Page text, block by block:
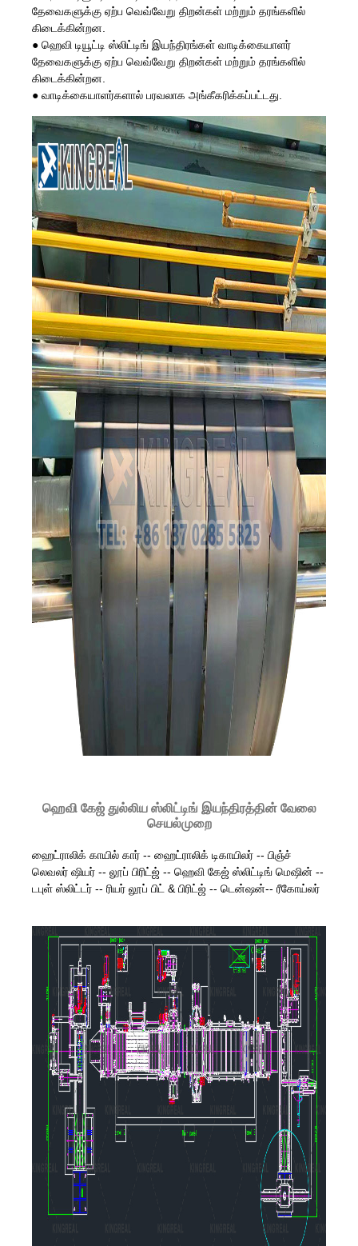
தேவைகளுக்கு ஏற்ப வெவ்வேறு திறன்கள் மற்றும் தரங்களில்
கிடைக்கின்றன.
● ஹெவி டியூட்டி ஸ்லிட்டிங் இயந்திரங்கள் வாடிக்கையாளர்
தேவைகளுக்கு ஏற்ப வெவ்வேறு திறன்கள் மற்றும் தரங்களில்
கிடைக்கின்றன.
● வாடிக்கையாளர்களால் பரவலாக அங்கீகரிக்கப்பட்டது.
ஹெவி கேஜ் துல்லிய ஸ்லிட்டிங் இயந்திரத்தின் வேலை
செயல்முறை
ஹைட்ராலிக் காயில் கார் -- ஹைட்ராலிக் டிகாயிலர் -- பிஞ்ச்
லெவலர் ஷியர் -- லூப் பிரிட்ஜ் -- ஹெவி கேஜ் ஸ்லிட்டிங் மெஷின் --
டபுள் ஸ்லிட்டர் -- ரியர் லூப் பிட் & பிரிட்ஜ் -- டென்ஷன்-- ரீகோய்லர்